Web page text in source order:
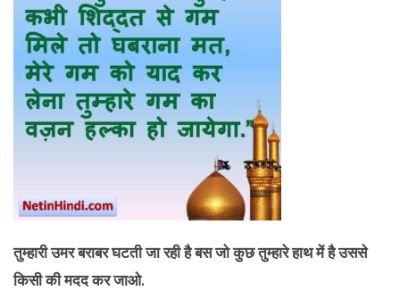
तुम्हारी उमर बराबर घटती जा रही है बस जो कुछ तुम्हारे हाथ में है उससे
किसी की मदद कर जाओ.